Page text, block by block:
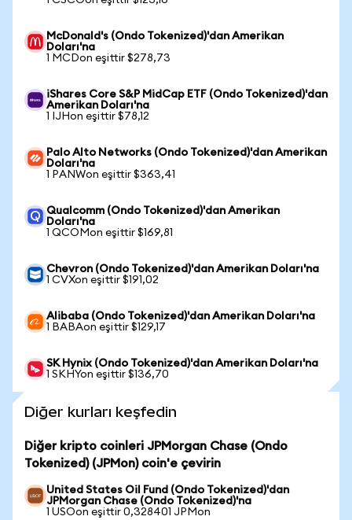
McDonald's (Ondo Tokenized)'dan Amerikan
Doları'na
1 MCDon eşittir $278,73
iShares Core S&P MidCap ETF (Ondo Tokenized)'dan
Amerikan Doları'na
1 IJHon eşittir $78,12
Palo Alto Networks (Ondo Tokenized)'dan Amerikan
Doları'na
1 PANWon eşittir $363,41
Qualcomm (Ondo Tokenized)'dan Amerikan
Doları'na
1 QCOMon eşittir $169,81
Chevron (Ondo Tokenized)'dan Amerikan Doları'na
1 CVXon eşittir $191,02
Alibaba (Ondo Tokenized)'dan Amerikan Doları'na
1 BABAon eşittir $129,17
SK Hynix (Ondo Tokenized)'dan Amerikan Doları'na
1 SKHYon eşittir $136,70
Diğer kurları keşfedin
Diğer kripto coinleri JPMorgan Chase (Ondo
Tokenized) (JPMon) coin'e çevirin
United States Oil Fund (Ondo Tokenized)'dan
JPMorgan Chase (Ondo Tokenized)'na
1 USOon eşittir 0,328401 JPMon